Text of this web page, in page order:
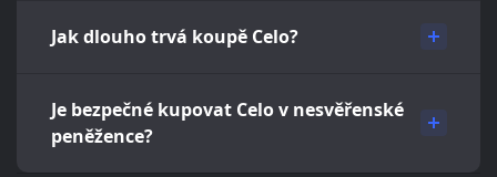
Jak dlouho trvá koupě Celo?
Je bezpečné kupovat Celo v nesvěřenské
peněžence?